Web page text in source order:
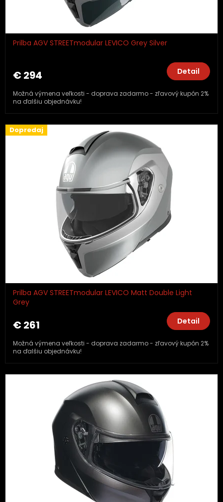
Prilba AGV STREETmodular LEVICO Grey Silver
€ 294 Detail
Možná výmena veľkosti - doprava zadarmo - zľavový kupón 2%
na ďalšiu objednávku!
Dopredaj
Prilba AGV STREETmodular LEVICO Matt Double Light
Grey
€ 261 Detail
Možná výmena veľkosti - doprava zadarmo - zľavový kupón 2%
na ďalšiu objednávku!